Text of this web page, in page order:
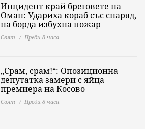
Инцидент край бреговете на
Оман: Удариха кораб със снаряд,
на борда избухна пожар
Свят Преди 8 часа
„Срам, срам!“: Опозиционна
депутатка замери с яйца
премиера на Косово
Свят Преди 8 часа